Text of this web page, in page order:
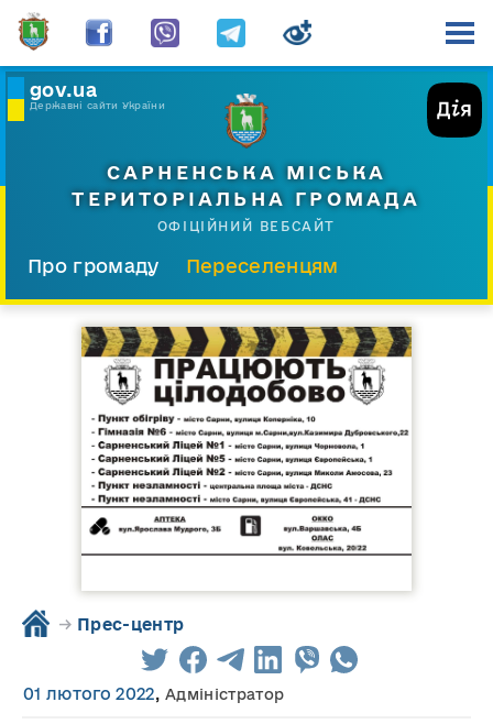
gov.ua
Державні сайти України
САРНЕНСЬКА МІСЬКА
ТЕРИТОРІАЛЬНА ГРОМАДА
ОФІЦІЙНИЙ ВЕБСАЙТ
Про громаду
Переселенцям
Прес-центр
→ Прес-центр
01 лютого 2022,Адміністратор